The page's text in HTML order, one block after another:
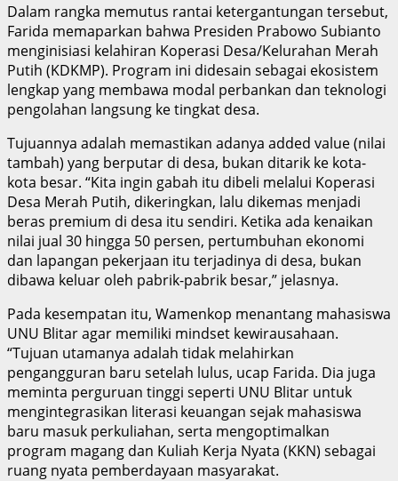
Dalam rangka memutus rantai ketergantungan tersebut,
Farida memaparkan bahwa Presiden Prabowo Subianto
menginisiasi kelahiran Koperasi Desa/Kelurahan Merah
Putih (KDKMP). Program ini didesain sebagai ekosistem
lengkap yang membawa modal perbankan dan teknologi
pengolahan langsung ke tingkat desa.
Tujuannya adalah memastikan adanya added value (nilai
tambah) yang berputar di desa, bukan ditarik ke kota-
kota besar. “Kita ingin gabah itu dibeli melalui Koperasi
Desa Merah Putih, dikeringkan, lalu dikemas menjadi
beras premium di desa itu sendiri. Ketika ada kenaikan
nilai jual 30 hingga 50 persen, pertumbuhan ekonomi
dan lapangan pekerjaan itu terjadinya di desa, bukan
dibawa keluar oleh pabrik-pabrik besar,” jelasnya.
Pada kesempatan itu, Wamenkop menantang mahasiswa
UNU Blitar agar memiliki mindset kewirausahaan.
“Tujuan utamanya adalah tidak melahirkan
pengangguran baru setelah lulus, ucap Farida. Dia juga
meminta perguruan tinggi seperti UNU Blitar untuk
mengintegrasikan literasi keuangan sejak mahasiswa
baru masuk perkuliahan, serta mengoptimalkan
program magang dan Kuliah Kerja Nyata (KKN) sebagai
ruang nyata pemberdayaan masyarakat.